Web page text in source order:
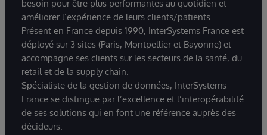
besoin pour être plus performantes au quotidien et
améliorer l’expérience de leurs clients/patients.
Présent en France depuis 1990, InterSystems France est
déployé sur 3 sites (Paris, Montpellier et Bayonne) et
accompagne ses clients sur les secteurs de la santé, du
retail et de la supply chain.
Spécialiste de la gestion de données, InterSystems
France se distingue par l’excellence et l’interopérabilité
de ses solutions qui en font une référence auprès des
décideurs.